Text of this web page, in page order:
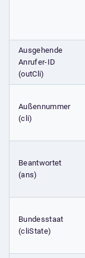
Ausgehende
Anrufer-ID
(outCli)
Außennummer
(cli)
Beantwortet
(ans)
Bundesstaat
(cliState)